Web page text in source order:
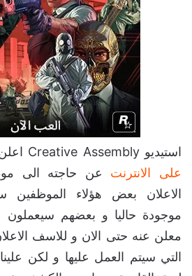
استيديو Creative Assembly اعلن عبر
على الانترنت
عن حاجته الى
الاعلان بعض هؤلاء الموظفين
موجودة حاليا و بعضهم
معلن عنه حتى الان و للاسف
التي سيتم العمل عليها و لكن